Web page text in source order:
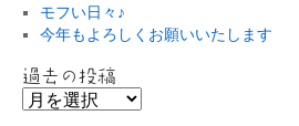
モフい日々♪
今年もよろしくお願いいたします
過去の投稿
過